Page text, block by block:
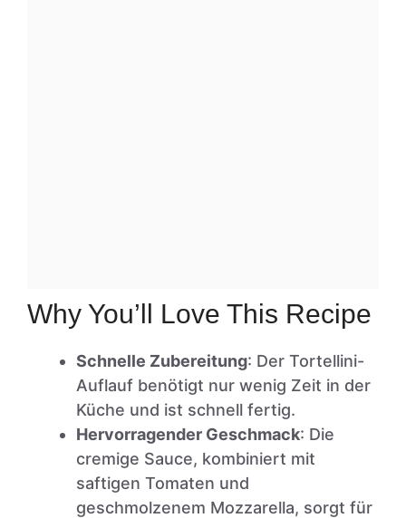
Why You’ll Love This Recipe
Schnelle Zubereitung: Der Tortellini-
Auflauf benötigt nur wenig Zeit in der
Küche und ist schnell fertig.
Hervorragender Geschmack: Die
cremige Sauce, kombiniert mit
saftigen Tomaten und
geschmolzenem Mozzarella, sorgt für